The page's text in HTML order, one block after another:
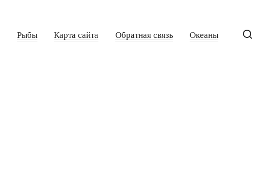
Рыбы Карта сайта Обратная связь Океаны